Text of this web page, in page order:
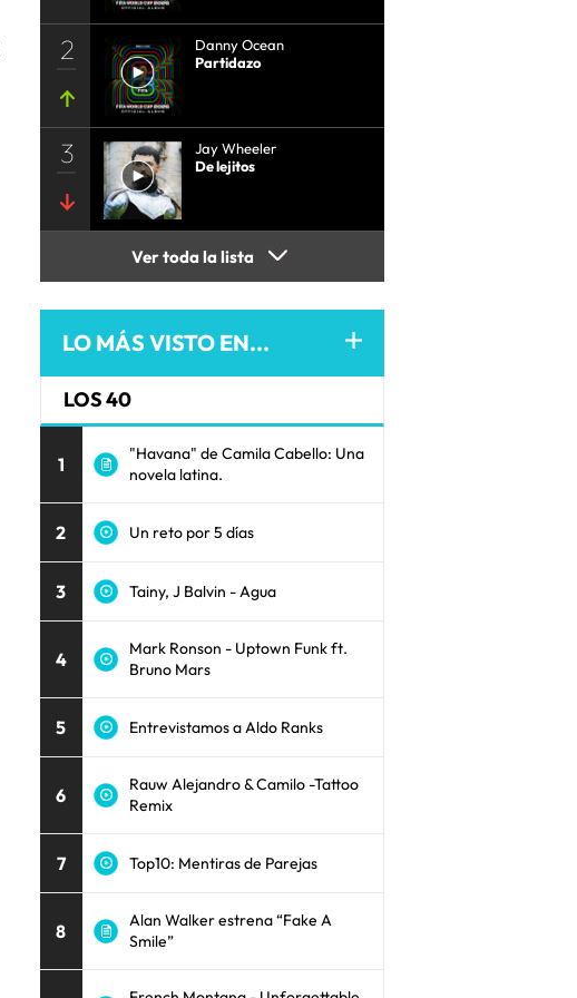
2
Danny Ocean
Partidazo
3
Jay Wheeler
De lejitos
Ver toda la lista
LO MÁS VISTO EN...
LOS 40
1
"Havana" de Camila Cabello: Una
novela latina.
2 Un reto por 5 días
3 Tainy, J Balvin - Agua
4
Mark Ronson - Uptown Funk ft.
Bruno Mars
5 Entrevistamos a Aldo Ranks
6
Rauw Alejandro & Camilo -Tattoo
Remix
7 Top10: Mentiras de Parejas
8
Alan Walker estrena “Fake A
Smile”